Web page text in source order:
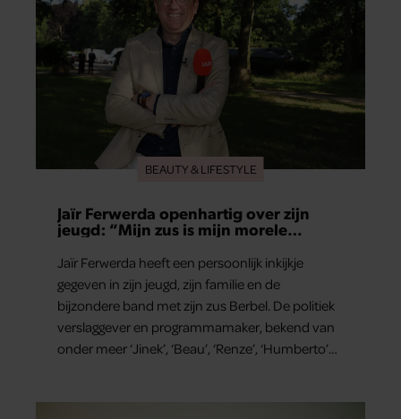
BEAUTY & LIFESTYLE
Jaïr Ferwerda openhartig over zijn
jeugd: “Mijn zus is mijn morele
Jaïr Ferwerda heeft een persoonlijk inkijkje
gegeven in zijn jeugd, zijn familie en de
bijzondere band met zijn zus Berbel. De politiek
verslaggever en programmamaker, bekend van
onder meer ‘Jinek’, ‘Beau’, ‘Renze’, ‘Humberto’